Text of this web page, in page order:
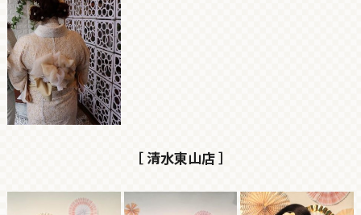
［ 清水東山店 ］